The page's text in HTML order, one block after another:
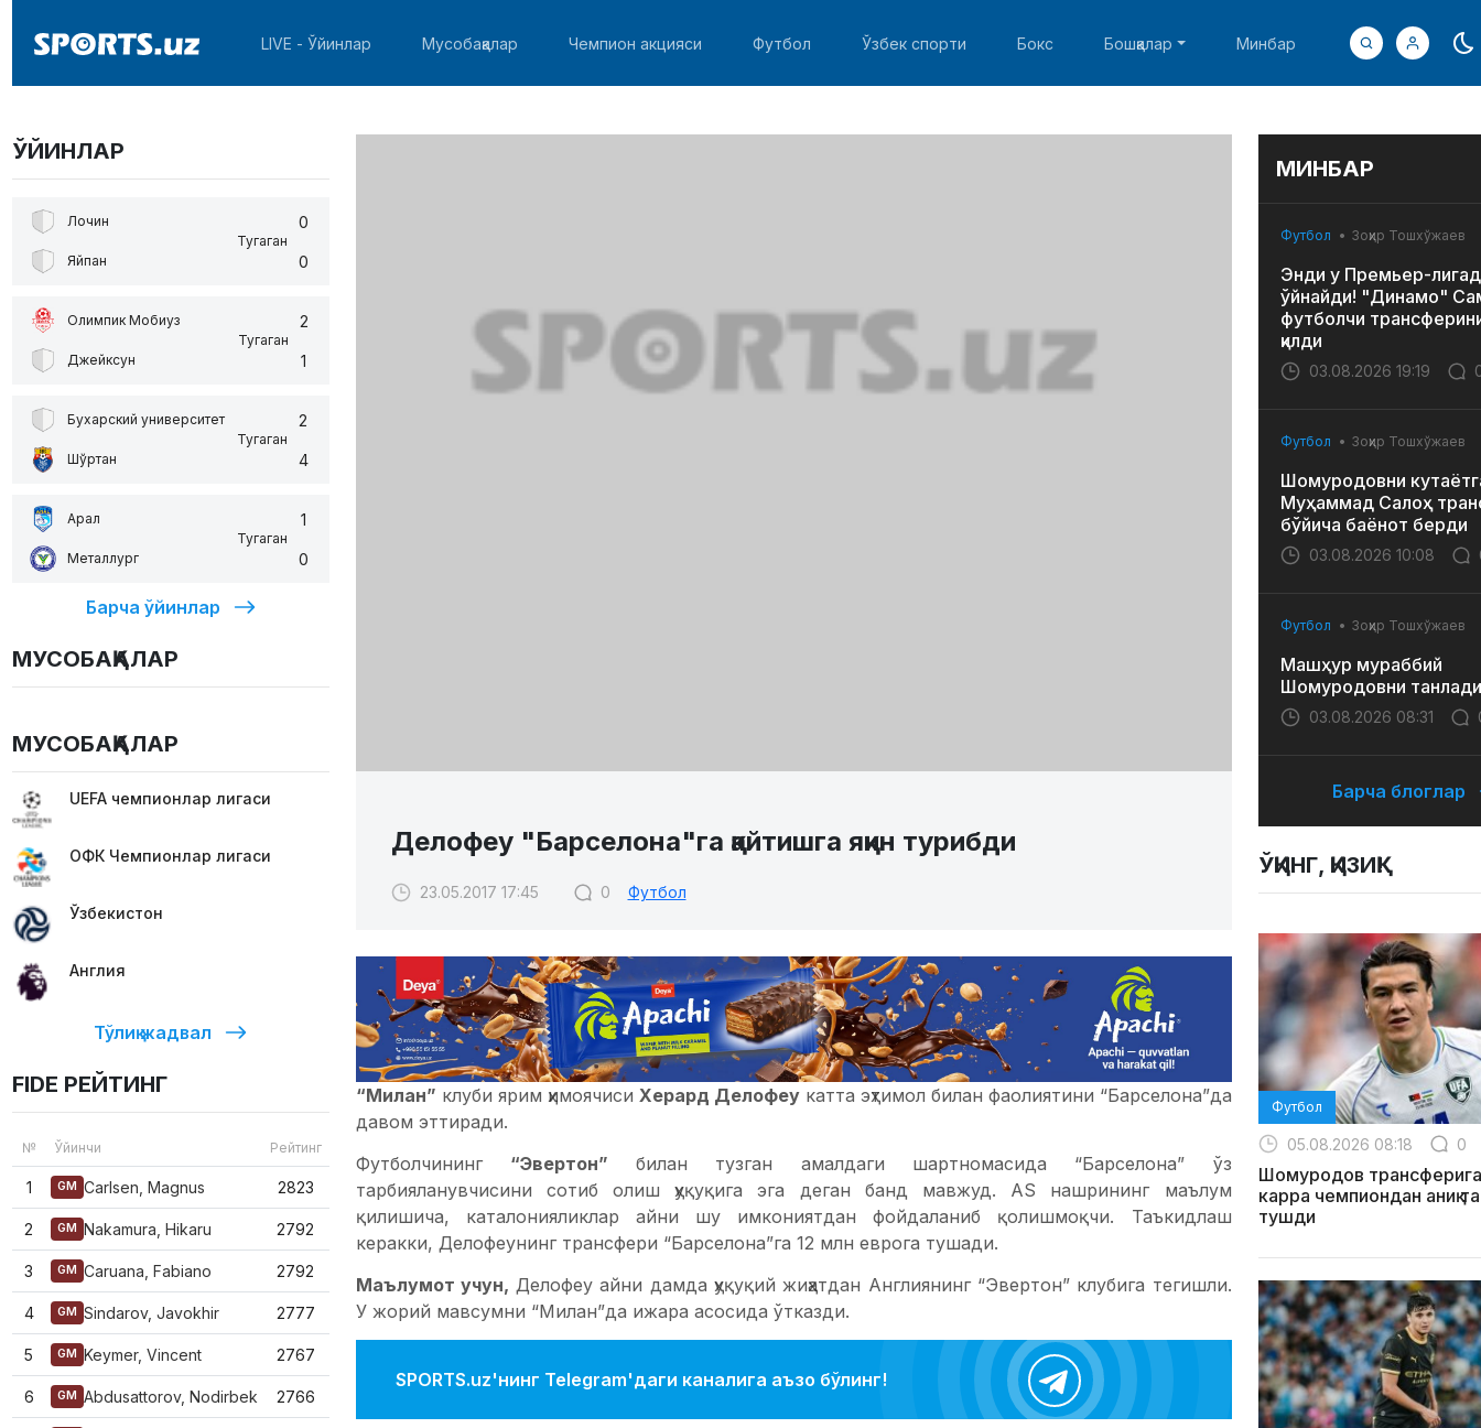
LIVE - Ўйинлар Мусобақалар Чемпион акцияси Футбол Ўзбек спорти Бокс Бошқалар Минбар
ЎЙИНЛАР
Лочин
Яйпан
Тугаган
0
0
Олимпик Мобиуз
Джейксун
Тугаган
2
1
Бухарский университет
Шўртан
Тугаган
2
4
Арал
Металлург
Тугаган
1
0
Барча ўйинлар
МУСОБАҚАЛАР
МУСОБАҚАЛАР
UEFA чемпионлар лигаси
ОФК Чемпионлар лигаси
Ўзбекистон
Англия
Тўлиқ жадвал
FIDE РЕЙТИНГ
№ Ўйинчи Рейтинг
1 GM Carlsen, Magnus 2823
2 GM Nakamura, Hikaru 2792
3 GM Caruana, Fabiano 2792
4 GM Sindarov, Javokhir 2777
5 GM Keymer, Vincent 2767
6 GM Abdusattorov, Nodirbek 2766
Делофеу "Барселона"га қайтишга яқин турибди
23.05.2017 17:45 0 Футбол
“Милан” клуби ярим ҳимоячиси Херард Делофеукатта эҳтимол билан фаолиятини “Барселона”да
давом эттиради.
Футболчининг “Эвертон” билан тузган амалдаги шартномасида “Барселона” ўз
тарбияланувчисини сотиб олиш ҳуқуқига эга деган банд мавжуд. AS нашрининг маълум
қилишича, каталонияликлар айни шу имкониятдан фойдаланиб қолишмоқчи. Таъкидлаш
керакки, Делофеунинг трансфери “Барселона”га 12 млн еврога тушади.
Маълумот учун, Делофеу айни дамда ҳуқуқий жиҳатдан Англиянинг “Эвертон” клубига тегишли.
У жорий мавсумни “Милан”да ижара асосида ўтказди.
SPORTS.uz'нинг Telegram'даги каналига аъзо бўлинг!
МИНБАР
Футбол Зоҳир Тошхўжаев
Энди у Премьер-
ўйнайди! "Динамо"
футболчи
қилди
03.08.2026 19:19
Футбол Зоҳир Тошхўжаев
Шомуродовни
Муҳаммад Салоҳ
бўйича баёнот берди
03.08.2026 10:08
Футбол Зоҳир Тошхўжаев
Машҳур мураббий
Шомуродовни танлади
03.08.2026 08:31
Барча блоглар
ЎҚИНГ, ҚИЗИҚ!
Футбол
05.08.2026 08:18 0
Шомуродов
карра чемпиондан аниқ
тушди